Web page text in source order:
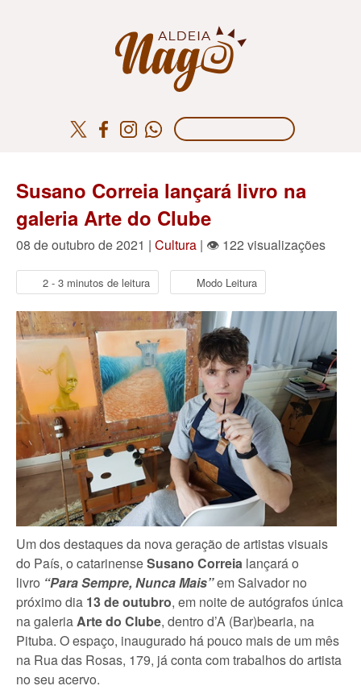
Susano Correia lançará livro na
galeria Arte do Clube
08 de outubro de 2021 | Cultura | 👁 122 visualizações
2 - 3 minutos de leitura Modo Leitura
Um dos destaques da nova geração de artistas visuais
do País, o catarinenseSusano Correia lançará o
livro “Para Sempre, Nunca Mais”em Salvador no
próximo dia 13 de outubro, em noite de autógrafos única
na galeriaArte do Clube, dentro d’A (Bar)bearia, na
Pituba. O espaço, inaugurado há pouco mais de um mês
na Rua das Rosas, 179, já conta com trabalhos do artista
no seu acervo.